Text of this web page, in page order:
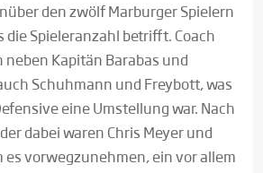
den zwölf Marburger Spielern
die Spieleranzahl betrifft. Coach
Kapitän Barabas und
Schuhmann und Freybott, was
eine Umstellung war. Nach
dabei waren Chris Meyer und
es vorwegzunehmen, ein vor allem